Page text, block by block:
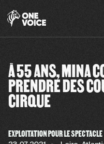
À 55 ANS, MINA
PRENDRE DES
CIRQUE
EXPLOITATION POUR LE SPECTACLE